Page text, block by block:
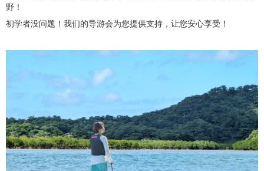
野！
初学者没问题！我们的导游会为您提供支持，让您安心享受！